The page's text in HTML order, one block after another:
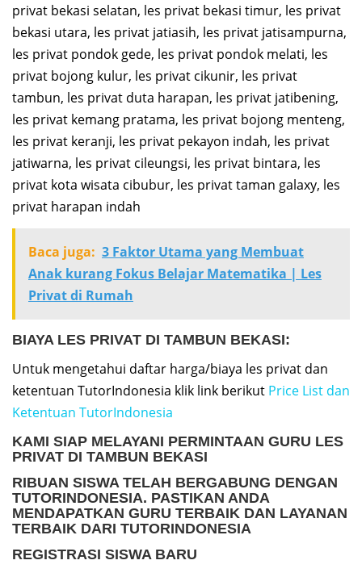
privat bekasi selatan, les privat bekasi timur, les privat
bekasi utara, les privat jatiasih, les privat jatisampurna,
les privat pondok gede, les privat pondok melati, les
privat bojong kulur, les privat cikunir, les privat
tambun, les privat duta harapan, les privat jatibening,
les privat kemang pratama, les privat bojong menteng,
les privat keranji, les privat pekayon indah, les privat
jatiwarna, les privat cileungsi, les privat bintara, les
privat kota wisata cibubur, les privat taman galaxy, les
privat harapan indah
Baca juga: 3 Faktor Utama yang Membuat
Anak kurang Fokus Belajar Matematika | Les
Privat di Rumah
BIAYA LES PRIVAT DI TAMBUN BEKASI:
Untuk mengetahui daftar harga/biaya les privat dan
ketentuan TutorIndonesia klik link berikut Price List dan
Ketentuan TutorIndonesia
KAMI SIAP MELAYANI PERMINTAAN GURU LES
PRIVAT DI TAMBUN BEKASI
RIBUAN SISWA TELAH BERGABUNG DENGAN
TUTORINDONESIA. PASTIKAN ANDA
MENDAPATKAN GURU TERBAIK DAN LAYANAN
TERBAIK DARI TUTORINDONESIA
REGISTRASI SISWA BARU